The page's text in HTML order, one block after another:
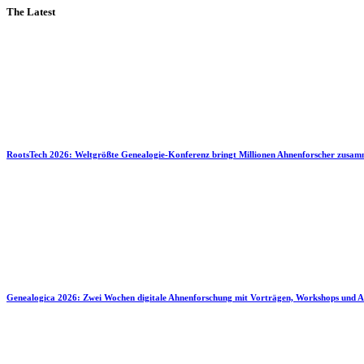
The Latest
RootsTech 2026: Weltgrößte Genealogie-Konferenz bringt Millionen Ahnenforscher
Genealogica 2026: Zwei Wochen digitale Ahnenforschung mit Vorträgen, Workshops und